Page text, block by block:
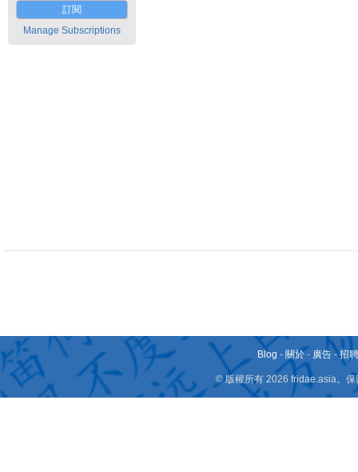
訂閱
Manage Subscriptions
Blog - 關於 - 廣告 -招
© 版權所有 2026 fridae.asia。